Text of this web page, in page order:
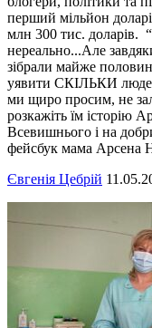
перший мільйон
млн 300 тис. доларів.
нереально...Але
зібрали майже
уявити СКІЛЬКИ
ми щиро просим, не
розкажіть їм історію
Всевишнього і на
фейсбук мама Арсена
Євгенія Цебрій